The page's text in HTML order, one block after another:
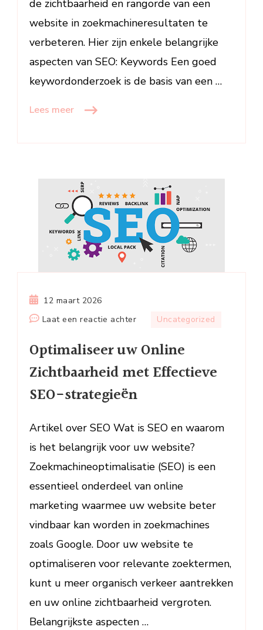
de zichtbaarheid en rangorde van een
website in zoekmachineresultaten te
verbeteren. Hier zijn enkele belangrijke
aspecten van SEO: Keywords Een goed
keywordonderzoek is de basis van een …
Lees meer
12 maart 2026
Laat een reactie achterop
uw
Online
Zichtbaarheid
met
SEO-
strategieën
Uncategorized
Optimaliseer uw Online
Zichtbaarheid met Effectieve
SEO-strategieën
Artikel over SEO Wat is SEO en waarom
is het belangrijk voor uw website?
Zoekmachineoptimalisatie (SEO) is een
essentieel onderdeel van online
marketing waarmee uw website beter
vindbaar kan worden in zoekmachines
zoals Google. Door uw website te
optimaliseren voor relevante zoektermen,
kunt u meer organisch verkeer aantrekken
en uw online zichtbaarheid vergroten.
Belangrijkste aspecten …